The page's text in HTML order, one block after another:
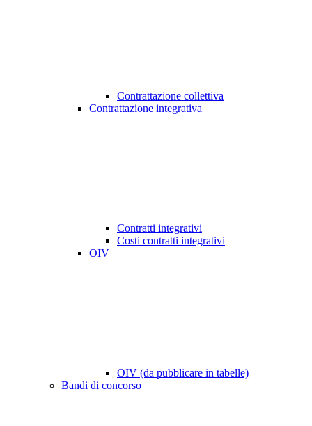
Contrattazione collettiva
Contrattazione integrativa
Contratti integrativi
Costi contratti integrativi
OIV
OIV (da pubblicare in tabelle)
Bandi di concorso